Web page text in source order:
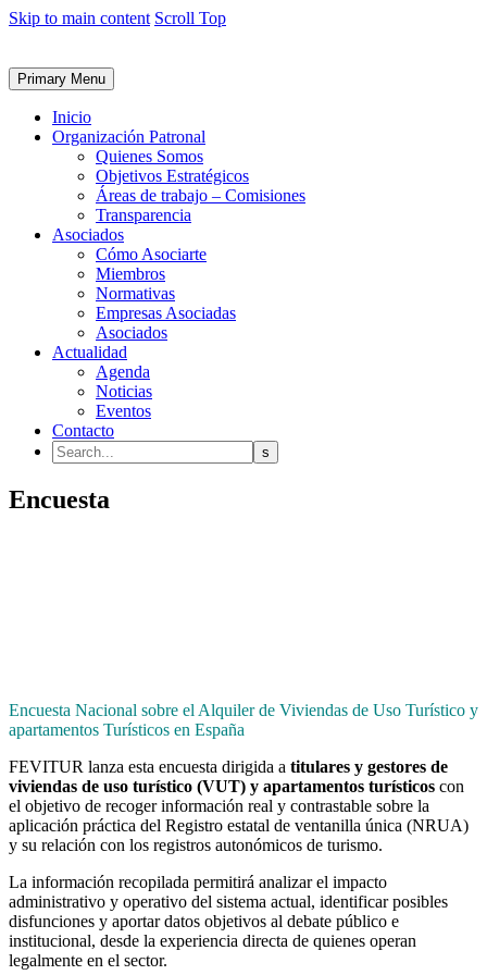
Skip to main content Scroll Top
Primary Menu
Inicio
Organización Patronal
Quienes Somos
Objetivos Estratégicos
Áreas de trabajo – Comisiones
Transparencia
Asociados
Cómo Asociarte
Miembros
Normativas
Empresas Asociadas
Asociados
Actualidad
Agenda
Noticias
Eventos
Contacto
Encuesta
Encuesta Nacional sobre el Alquiler de Viviendas de Uso Turístico y
apartamentos Turísticos en España
FEVITUR lanza esta encuesta dirigida a titulares y gestores de
viviendas de uso turístico (VUT) y apartamentos turísticos con
el objetivo de recoger información real y contrastable sobre la
aplicación práctica del Registro estatal de ventanilla única (NRUA)
y su relación con los registros autonómicos de turismo.
La información recopilada permitirá analizar el impacto
administrativo y operativo del sistema actual, identificar posibles
disfunciones y aportar datos objetivos al debate público e
institucional, desde la experiencia directa de quienes operan
legalmente en el sector.